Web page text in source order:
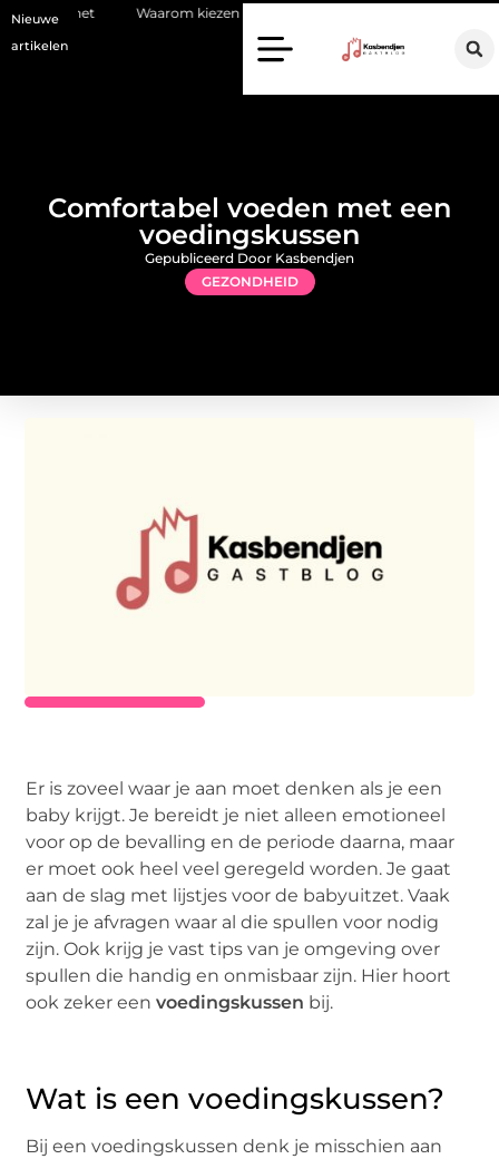
Nieuwe
artikelen
Waarom kiezen voor een stukadoor in Amersfoort?
Comfortabel voeden met een
voedingskussen
GEZONDHEID
Gepubliceerd Door Kasbendjen
Er is zoveel waar je aan moet denken als je een
baby krijgt. Je bereidt je niet alleen emotioneel
voor op de bevalling en de periode daarna, maar
er moet ook heel veel geregeld worden. Je gaat
aan de slag met lijstjes voor de babyuitzet. Vaak
zal je je afvragen waar al die spullen voor nodig
zijn. Ook krijg je vast tips van je omgeving over
spullen die handig en onmisbaar zijn. Hier hoort
ook zeker eenvoedingskussen bij.
Wat is een voedingskussen?
Bij een voedingskussen denk je misschien aan